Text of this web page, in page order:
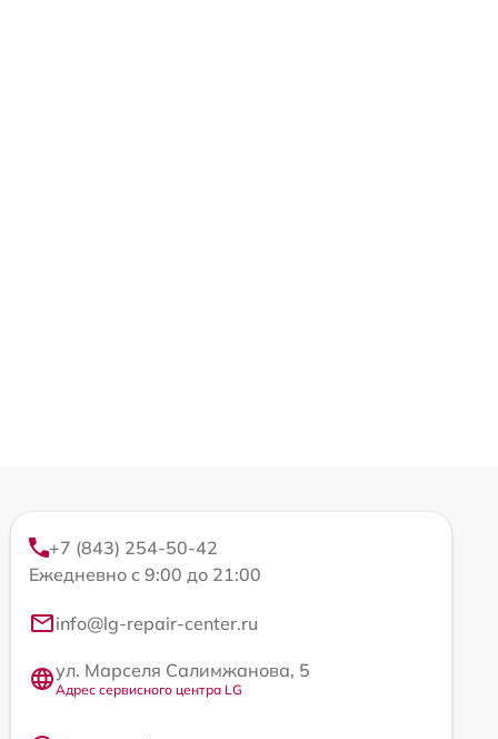
+7 (843) 254-50-42
Ежедневно с 9:00 до 21:00
info@lg-repair-center.ru
ул. Марселя Салимжанова, 5
Адрес сервисного центра LG